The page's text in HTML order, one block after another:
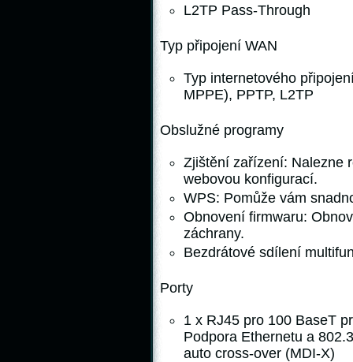
L2TP Pass-Through
Typ připojení WAN
Typ internetového
MPPE), PPTP, L2TP
Obslužné programy
Zjištění zařízení: Nalezne
webovou konfigurací.
WPS: Pomůže vám
Obnovení firmwaru:
záchrany.
Bezdrátové sdílení
Porty
1 x RJ45 pro 100 BaseT
Podpora Ethernetu a
auto cross-over (MDI-X)